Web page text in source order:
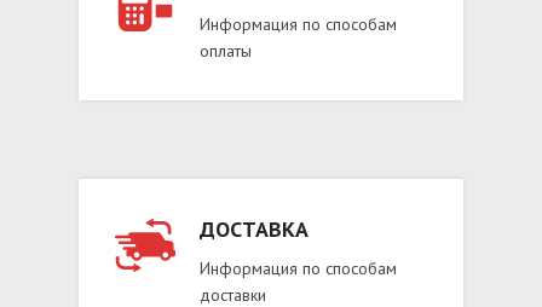
Информация по способам
оплаты
ДОСТАВКА
Информация по способам
доставки